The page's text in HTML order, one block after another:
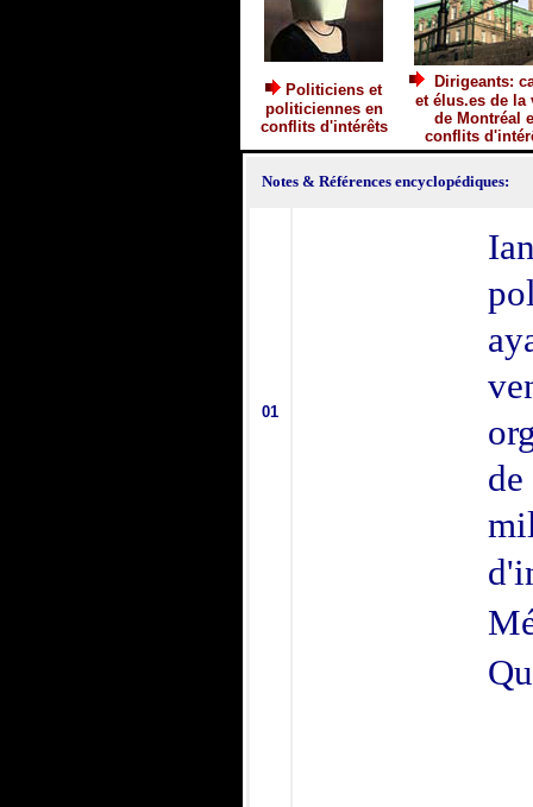
Politiciens et
politiciennes en
conflits d'intérêts
Dirigeants: c
et élus.es de la
de Montréal
conflits
Notes & Références encyclopédiques:
01